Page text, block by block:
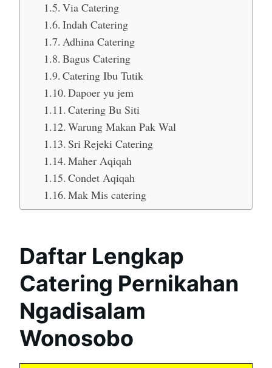
Via Catering
Indah Catering
Adhina Catering
Bagus Catering
Catering Ibu Tutik
Dapoer yu jem
Catering Bu Siti
Warung Makan Pak Wal
Sri Rejeki Catering
Maher Aqiqah
Condet Aqiqah
Mak Mis catering
Daftar Lengkap
Catering Pernikahan
Ngadisalam
Wonosobo